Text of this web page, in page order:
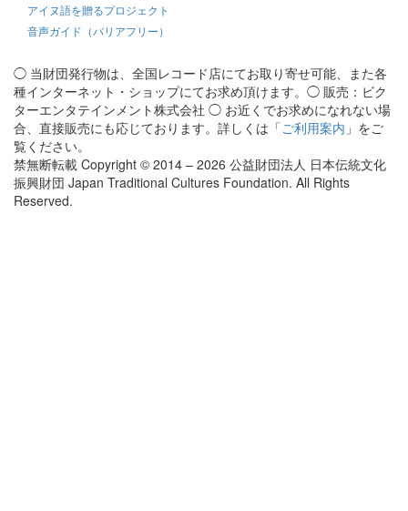
アイヌ語を贈るプロジェクト
音声ガイド（バリアフリー）
◯ 当財団発行物は、全国レコード店にてお取り寄せ可能、また各
種インターネット・ショップにてお求め頂けます。◯ 販売：ビク
ターエンタテインメント株式会社 ◯ お近くでお求めになれない場
合、直接販売にも応じております。詳しくは「ご利用案内 」をご
覧ください。
禁無断転載 Copyright © 2014 – 2026 公益財団法人 日本伝統文化
振興財団 Japan Traditional Cultures Foundation. All Rights
Reserved.